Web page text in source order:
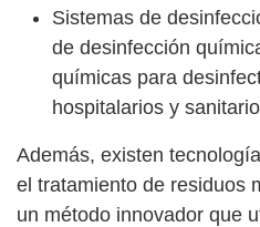
Sistemas de
de desinfección
químicas para
hospitalarios y
Además, existen
el tratamiento de residuos
un método innovador que